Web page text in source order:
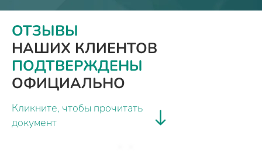
ОТЗЫВЫ
НАШИХ КЛИЕНТОВ
ПОДТВЕРЖДЕНЫ
ОФИЦИАЛЬНО
Кликните, чтобы прочитать
документ